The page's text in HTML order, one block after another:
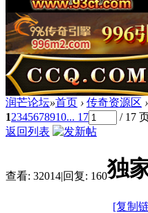
润芒论坛»首页 › 传奇资源区 ›
12345678910... 17 / 17
返回列表
查看: 32014|回复: 160独
[复制